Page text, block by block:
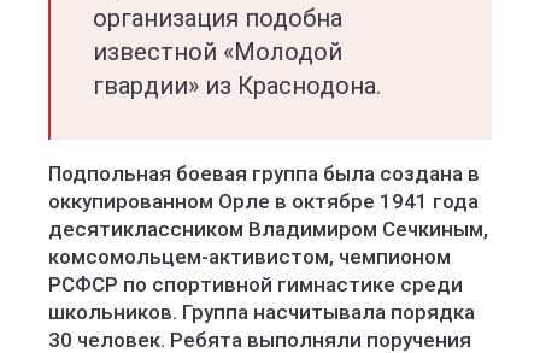
организация подобна
известной «Молодой
гвардии» из Краснодона.
Подпольная боевая группа была создана в
оккупированном Орле в октябре 1941 года
десятиклассником Владимиром Сечкиным,
комсомольцем-активистом, чемпионом
РСФСР по спортивной гимнастике среди
школьников. Группа насчитывала порядка
30 человек. Ребята выполняли поручения